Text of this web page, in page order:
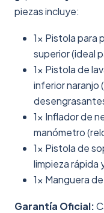
piezas incluye:
1x Pistola para
superior (ideal
1x Pistola de
inferior naranjo
1x Inflador de
manómetro
1x Pistola de
limpieza rápida
1x Manguera
Garantía Oficial: